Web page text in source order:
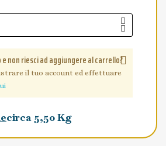
e non riesci ad aggiungere al carrello?
il tuo account ed effettuare
circa 5,50 Kg